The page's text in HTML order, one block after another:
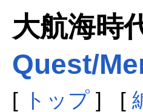
大航海時
Quest/
[ トップ] [